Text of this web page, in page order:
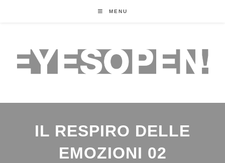
MENU
IL RESPIRO DELLE
EMOZIONI 02